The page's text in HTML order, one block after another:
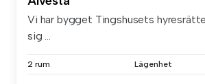
Vi har bygget Tingshusets
sig ...
2 rum Lägenhet